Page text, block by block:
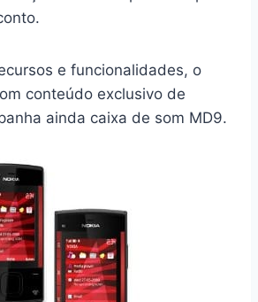
e funcionalidades, o
conteúdo exclusivo de
ainda caixa de som MD9.